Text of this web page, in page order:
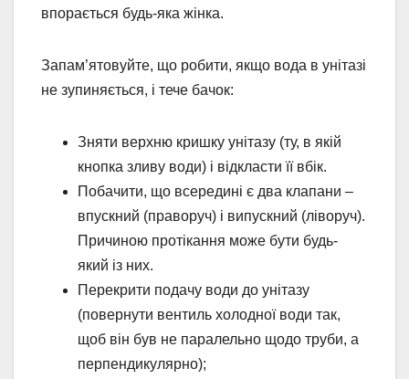
впорається будь-яка жінка.
Запам’ятовуйте, що робити, якщо вода в унітазі
не зупиняється, і тече бачок:
Зняти верхню кришку унітазу (ту, в якій
кнопка зливу води) і відкласти її вбік.
Побачити, що всередині є два клапани –
впускний (праворуч) і випускний (ліворуч).
Причиною протікання може бути будь-
який із них.
Перекрити подачу води до унітазу
(повернути вентиль холодної води так,
щоб він був не паралельно щодо труби, а
перпендикулярно);